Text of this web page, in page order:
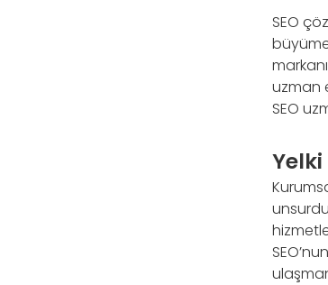
SEO
uzman
SEO
Yelki